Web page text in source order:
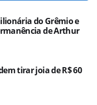
do Grêmio e
de Arthur
tirar joia de R$ 60